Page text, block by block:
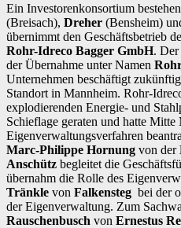
Ein Investorenkonsortium
(Breisach), Dreher (Bensheim)
übernimmt den Geschäftsbetrieb
Rohr-Idreco Bagger GmbH. Der
der Übernahme unter Namen
Unternehmen beschäftigt
Standort in Mannheim. Rohr-
explodierenden Energie- und
Schieflage geraten und hatte
Eigenverwaltungsverfahren
Marc-Philippe Hornung von der
Anschütz begleitet die
übernahm die Rolle des
Tränkle von Falkensteg bei der
der Eigenverwaltung. Zum
Rauschenbusch von Ernestus